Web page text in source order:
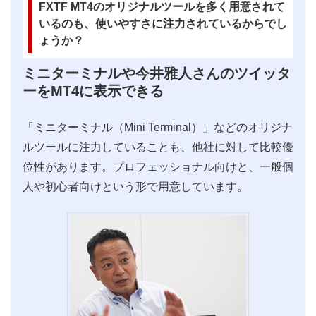
FXTF MT4のオリジナルツールを多く用意されて
いるのも、使いやすさに注力されているからでし
ょうか？
ミニターミナルや今井雅人さんのツイッタ
ーをMT4に表示できる
「ミニターミナル（Mini Terminal）」などのオリジナ
ルツールに注力していることも、他社に対して比較優
位性があります。プロフェッショナル向けと、一般個
人や初心者向けという形で用意しています。